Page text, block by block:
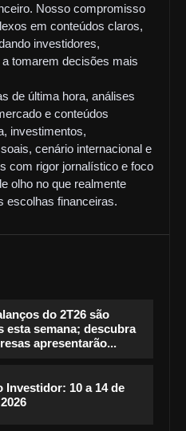
Nosso compromisso
em conteúdos claros,
investidores,
tomarem decisões mais
de última hora, análises
e conteúdos
investimentos,
cenário internacional e
com rigor jornalístico e foco
olho no que realmente
escolhas financeiras.
do 2T26 são
esta semana; descubra
apresentarão...
Investidor: 10 a 14 de